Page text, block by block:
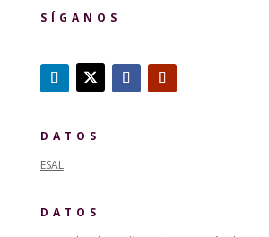
SÍGANOS
DATOS
ESAL
DATOS